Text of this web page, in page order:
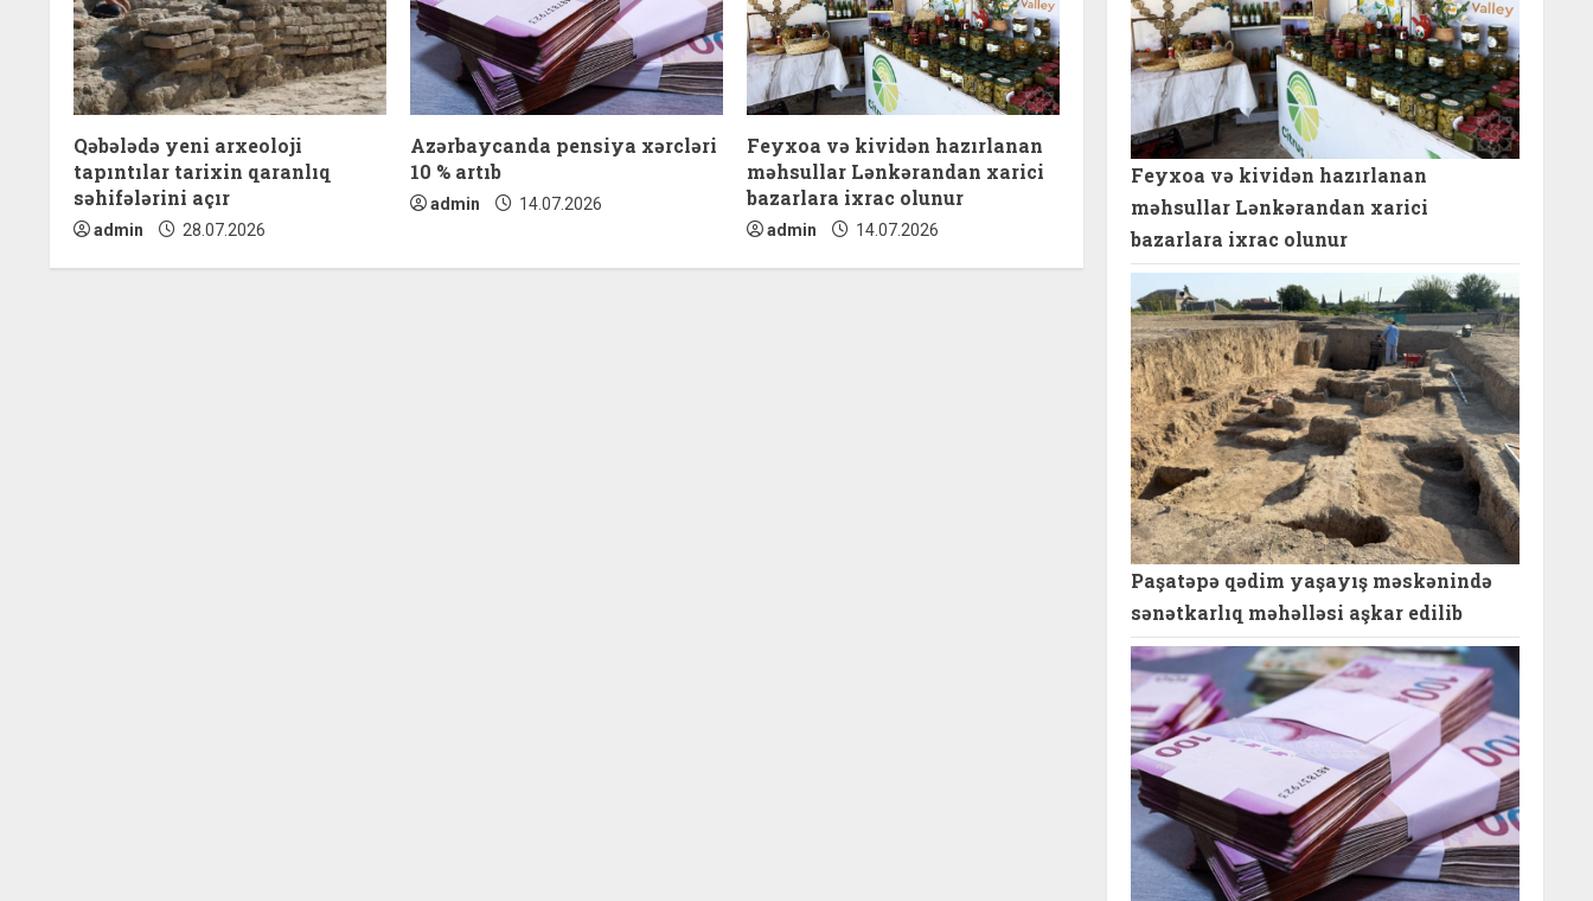
e
R
e
a
d
i
Qəbələdə yeni arxeoloji
tapıntılar tarixin qaranlıq
səhifələrini açır
admin 28.07.2026
Azərbaycanda pensiya xərcləri
10 % artıb
admin 14.07.2026
Feyxoa və kividən hazırlanan
məhsullar Lənkərandan xarici
bazarlara ixrac olunur
admin 14.07.2026
Feyxoa və kividən hazırlanan
məhsullar Lənkərandan xarici
bazarlara ixrac olunur
Paşatəpə qədim yaşayış məskənində
sənətkarlıq məhəlləsi aşkar edilib